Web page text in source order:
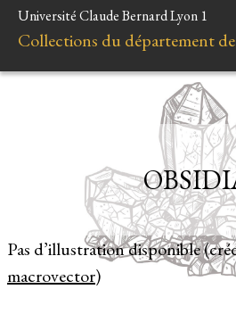
Université Claude Bernard Lyon 1
Collections du département
Pas d’illustration disponible
macrovector)